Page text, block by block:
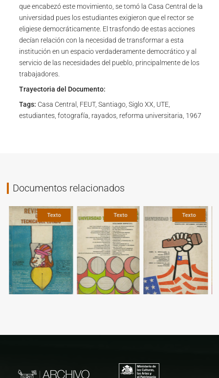
que encabezó este movimiento, se tomó la Casa Central de la
universidad pues los estudiantes exigieron que el rector se
eligiese democráticamente. El trasfondo de estas acciones
decían relación con la necesidad de transformar a esta
institución en un espacio verdaderamente democrático y al
servicio de las necesidades del pueblo, principalmente de los
trabajadores.
Trayectoria del Documento:
Tags: Casa Central, FEUT, Santiago, Siglo XX, UTE,
estudiantes, fotografía, rayados, reforma universitaria, 1967
Documentos relacionados
Texto Texto Texto